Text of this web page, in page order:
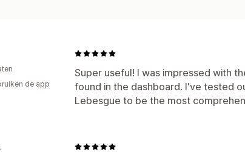
Super useful! I was impressed with
found in the dashboard. I've tested
Lebesgue to be the most
de app